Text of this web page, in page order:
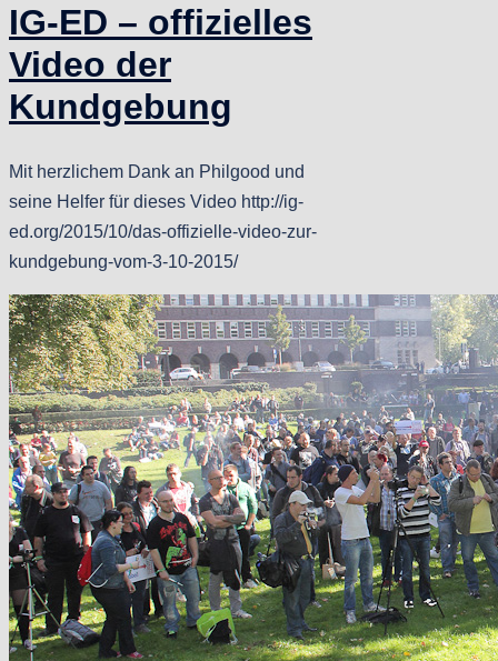
IG-ED – offizielles
Video der
Kundgebung
Mit herzlichem Dank an Philgood und
seine Helfer für dieses Video http://ig-
ed.org/2015/10/das-offizielle-video-zur-
kundgebung-vom-3-10-2015/